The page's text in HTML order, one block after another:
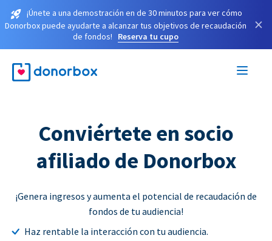
¡Únete a una demostración en de 30 minutos para ver cómo
Donorbox puede ayudarte a alcanzar tus objetivos de recaudación
de fondos!
Reserva tu cupo
×
Conviértete en socio
afiliado de Donorbox
¡Genera ingresos y aumenta el potencial de recaudación de
fondos de tu audiencia!
Haz rentable la interacción con tu audiencia.